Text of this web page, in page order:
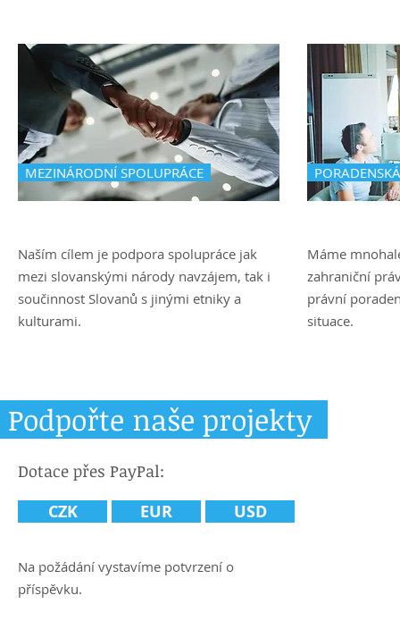
MEZINÁRODNÍ SPOLUPRÁCE
Naším cílem je podpora spolupráce jak
mezi slovanskými národy navzájem, tak i
součinnost Slovanů s jinými etniky a
kulturami.
Máme
zahraniční
právní
situace.
Podpořte naše projekty
Dotace přes PayPal:
CZK EUR USD
Na požádání vystavíme potvrzení o
příspěvku.